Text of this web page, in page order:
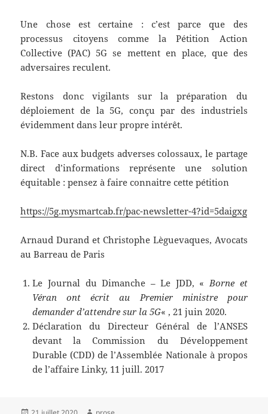
Une chose est certaine : c’est parce que des
processus citoyens comme la Pétition Action
Collective (PAC) 5G se mettent en place, que des
adversaires reculent.
Restons donc vigilants sur la préparation du
déploiement de la 5G, conçu par des industriels
évidemment dans leur propre intérêt.
N.B. Face aux budgets adverses colossaux, le partage
direct d’informations représente une solution
équitable : pensez à faire connaitre cette pétition
https://5g.mysmartcab.fr/pac-newsletter-4?id=5daigxg
Arnaud Durand et Christophe Lèguevaques, Avocats
au Barreau de Paris
Le Journal du Dimanche – Le JDD, «Borne et
Véran ont écrit au Premier ministre pour
demander d’attendre sur la 5G« , 21 juin 2020.
Déclaration du Directeur Général de l’ANSES
devant la Commission du Développement
Durable (CDD) de l’Assemblée Nationale à propos
de l’affaire Linky, 11 juill. 2017
Publié Auteur